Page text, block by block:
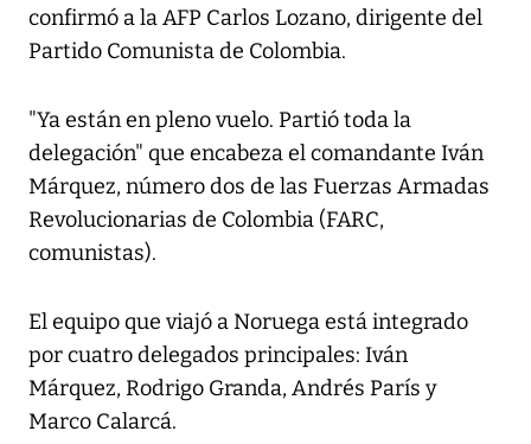
confirmó a la AFP Carlos Lozano, dirigente del
Partido Comunista de Colombia.
"Ya están en pleno vuelo. Partió toda la
delegación" que encabeza el comandante Iván
Márquez, número dos de las Fuerzas Armadas
Revolucionarias de Colombia (FARC,
comunistas).
El equipo que viajó a Noruega está integrado
por cuatro delegados principales: Iván
Márquez, Rodrigo Granda, Andrés París y
Marco Calarcá.